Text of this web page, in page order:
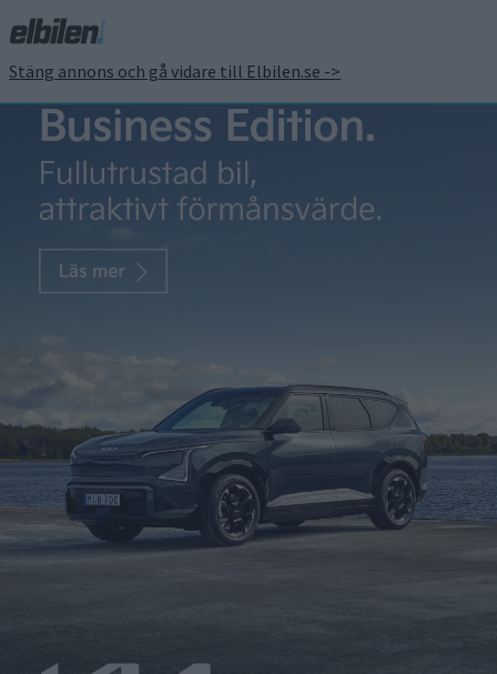
Stäng annons och gå vidare till Elbilen.se ->
Varmt batteri – video
skapar debatt om
säkerhet vid ultrasnabb
laddning
Med den senaste generationen av LFP-batteriet Blade 2.0 har